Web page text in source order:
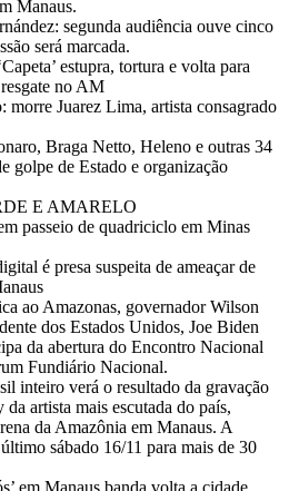
Manaus.
segunda audiência ouve cinco
será marcada.
estupra, tortura e volta para
no AM
morre Juarez Lima, artista consagrado
Braga Netto, Heleno e outras 34
golpe de Estado e organização
E AMARELO
passeio de quadriciclo em Minas
é presa suspeita de ameaçar de
ao Amazonas, governador Wilson
dos Estados Unidos, Joe Biden
da abertura do Encontro Nacional
Fundiário Nacional.
inteiro verá o resultado da gravação
artista mais escutada do país,
da Amazônia em Manaus. A
sábado 16/11 para mais de 30
em Manaus banda volta a cidade